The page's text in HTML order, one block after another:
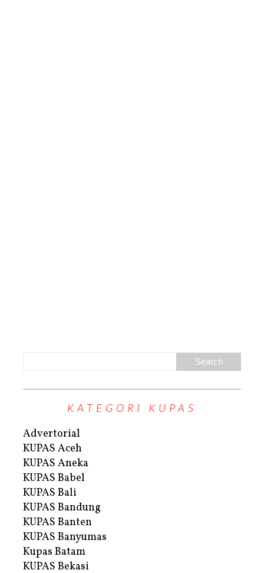
KATEGORI KUPAS
Advertorial
KUPAS Aceh
KUPAS Aneka
KUPAS Babel
KUPAS Bali
KUPAS Bandung
KUPAS Banten
KUPAS Banyumas
Kupas Batam
KUPAS Bekasi